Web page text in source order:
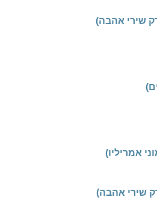
שירי אהבה)
אמריליו)
שירי אהבה)